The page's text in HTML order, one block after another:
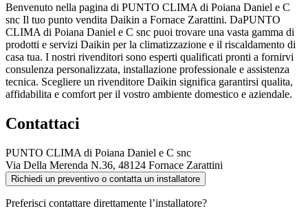
Benvenuto nella pagina di PUNTO CLIMA di Poiana Daniel e C
snc Il tuo punto vendita Daikin a Fornace Zarattini. DaPUNTO
CLIMA di Poiana Daniel e C snc puoi trovare una vasta gamma di
prodotti e servizi Daikin per la climatizzazione e il riscaldamento di
casa tua. I nostri rivenditori sono esperti qualificati pronti a fornirvi
consulenza personalizzata, installazione professionale e assistenza
tecnica. Scegliere un rivenditore Daikin significa garantirsi qualita,
affidabilita e comfort per il vostro ambiente domestico e aziendale.
Contattaci
PUNTO CLIMA di Poiana Daniel e C snc
Via Della Merenda N.36, 48124 Fornace Zarattini
Richiedi un preventivo o contatta un installatore
Preferisci contattare direttamente l’installatore?